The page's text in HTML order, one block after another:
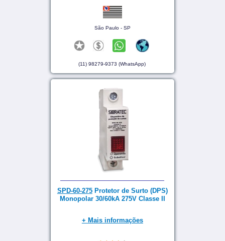
São Paulo - SP
(11) 98279-9373 (WhatsApp)
SPD-60-275Protetor de Surto (DPS)
Monopolar 30/60kA 275V Classe II
+ Mais informações